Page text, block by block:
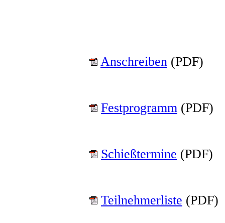
Anschreiben (PDF)
Festprogramm (PDF)
Schießtermine (PDF)
Teilnehmerliste (PDF)